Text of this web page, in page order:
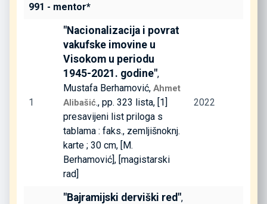
991 - mentor*
1
"Nacionalizacija i povrat
vakufske imovine u
Visokom u periodu
1945-2021. godine",
Mustafa Berhamović, Ahmet
Alibašić., pp. 323 lista, [1]
presavijeni list priloga s
tablama : faks., zemljišnoknj.
karte ; 30 cm, [M.
Berhamović], [magistarski
rad]
2022
"Bajramijski derviški red",